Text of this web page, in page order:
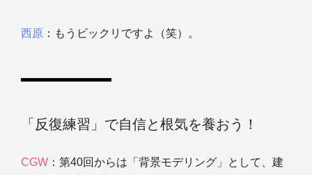
西原 ：もうビックリですよ（笑）。
「反復練習」で自信と根気を養おう！
CGW ：第40回からは「背景モデリング」として、建